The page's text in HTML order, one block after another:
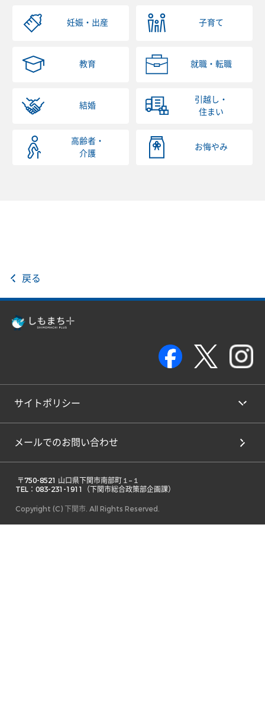
妊娠・出産 子育て
教育 就職・転職
結婚
引越し・
住まい
高齢者・
介護
お悔やみ
戻る
サイトポリシー
メールでのお問い合わせ
TEL：083-231-1911（下関市総合政策部企画課）
Copyright (C) 下関市. All Rights Reserved.